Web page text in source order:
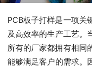
PCB板子打样是一项关
及高效率的生产工艺。
所有的厂家都拥有相同
能够满足客户的需求。